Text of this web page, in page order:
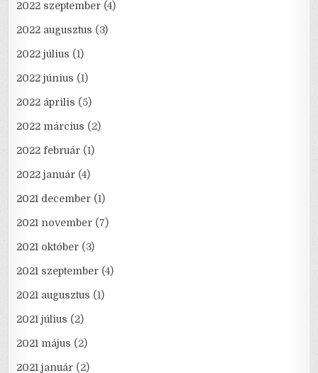
2022 szeptember (4)
2022 augusztus (3)
2022 július (1)
2022 június (1)
2022 április (5)
2022 március (2)
2022 február (1)
2022 január (4)
2021 december (1)
2021 november (7)
2021 október (3)
2021 szeptember (4)
2021 augusztus (1)
2021 július (2)
2021 május (2)
2021 január (2)